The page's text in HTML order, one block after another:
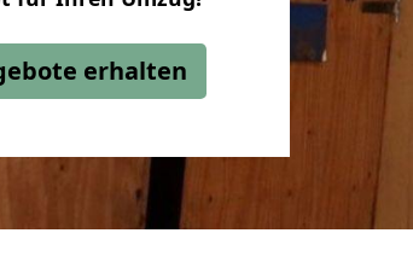
erhalten